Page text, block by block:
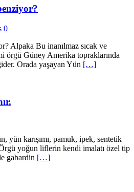
0
Alpaka Bu inanılmaz sıcak ve
örgü Güney Amerika topraklarında
Orada yaşayan Yün […]
yün karışımı, pamuk, ipek, sentetik
yoğun liflerin kendi imalatı özel tip
gabardin […]